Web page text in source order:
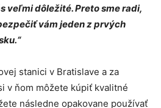
veľmi dôležité. Preto sme radi,
vám jeden z prvých
stanici v Bratislave a za
v ňom môžete kúpiť kvalitné
následne opakovane používať